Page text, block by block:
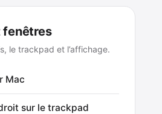
fenêtres
le trackpad et l’affichage.
Mac
sur le trackpad